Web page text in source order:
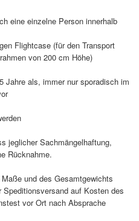
eine einzelne Person innerhalb
Flightcase (für den Transport
von 200 cm Höhe)
Jahre als, immer nur sporadisch im
jeglicher Sachmängelhaftung,
Rücknahme.
und des Gesamtgewichts
auf Kosten des
vor Ort nach Absprache